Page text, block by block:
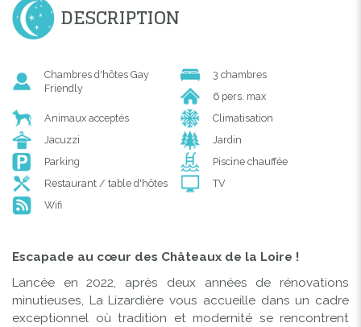
DESCRIPTION
Chambres d'hôtes Gay
Friendly
3 chambres
6 pers. max
Animaux acceptés
Climatisation
Jacuzzi
Jardin
Parking
Piscine chauffée
Restaurant / table d'hôtes
TV
Wifi
Escapade au cœur des Châteaux de la Loire !
Lancée en 2022, après deux années de rénovations
minutieuses, La Lizardière vous accueille dans un cadre
exceptionnel où tradition et modernité se rencontrent